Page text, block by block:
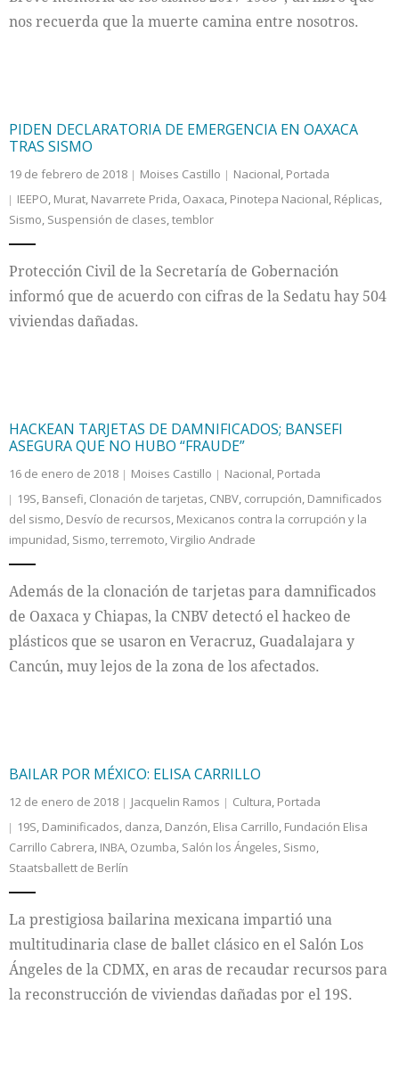
nos recuerda que la muerte camina entre nosotros.
PIDEN DECLARATORIA DE EMERGENCIA EN OAXACA
TRAS SISMO
19 de febrero de 2018 Moises Castillo Nacional, Portada
IEEPO, Murat, Navarrete Prida, Oaxaca, Pinotepa Nacional, Réplicas,
Sismo, Suspensión de clases,temblor
Protección Civil de la Secretaría de Gobernación
informó que de acuerdo con cifras de la Sedatu hay 504
viviendas dañadas.
HACKEAN TARJETAS DE DAMNIFICADOS; BANSEFI
ASEGURA QUE NO HUBO “FRAUDE”
16 de enero de 2018 Moises Castillo Nacional, Portada
19S, Bansefi, Clonación de tarjetas, CNBV, corrupción, Damnificados
del sismo, Desvío de recursos, Mexicanos contra la corrupción y la
impunidad, Sismo,terremoto,Virgilio Andrade
Además de la clonación de tarjetas para damnificados
de Oaxaca y Chiapas, la CNBV detectó el hackeo de
plásticos que se usaron en Veracruz, Guadalajara y
Cancún, muy lejos de la zona de los afectados.
BAILAR POR MÉXICO: ELISA CARRILLO
12 de enero de 2018 Jacquelin Ramos Cultura, Portada
19S, Daminificados, danza, Danzón, Elisa Carrillo, Fundación Elisa
Carrillo Cabrera, INBA, Ozumba, Salón los Ángeles, Sismo,
Staatsballett de Berlín
La prestigiosa bailarina mexicana impartió una
multitudinaria clase de ballet clásico en el Salón Los
Ángeles de la CDMX, en aras de recaudar recursos para
la reconstrucción de viviendas dañadas por el 19S.